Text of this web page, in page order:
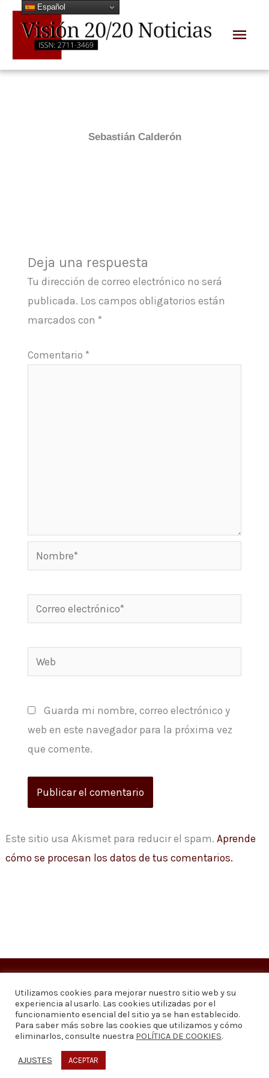
contenido
Sebastián Calderón
Deja una respuesta
Tu dirección de correo electrónico no será
publicada. Los campos obligatorios están
marcados con *
Comentario *
Nombre*
Correo
electrónico*
Web
Guarda mi nombre, correo electrónico y
web en este navegador para la próxima vez
que comente.
Este sitio usa Akismet para reducir el spam. Aprende
cómo se procesan los datos de tus comentarios.
Copyright © 2026Visión 20/20 Noticias
Visión 20/20 Noticias - Edición 1.095
Contáctenos
Quiénes somos
Política de privacidad
Utilizamos cookies para mejorar nuestro sitio web y su
experiencia al usarlo. Las cookies utilizadas por el
funcionamiento esencial del sitio ya se han establecido.
Para saber más sobre las cookies que utilizamos y cómo
eliminarlos, consulte nuestra POLÍTICA DE COOKIES.
AJUSTES ACEPTAR
Español